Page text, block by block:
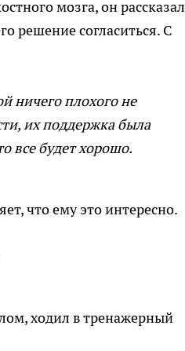
мозга, он рассказал
решение согласиться. С
ничего плохого не
их поддержка была
все будет хорошо.
что ему это интересно.
ходил в тренажерный